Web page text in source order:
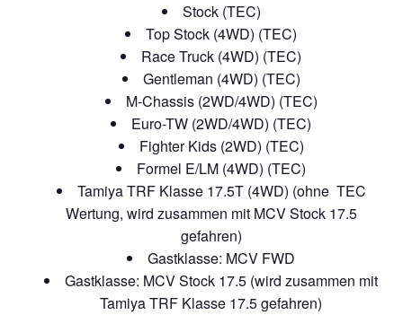
Stock (TEC)
Top Stock (4WD) (TEC)
Race Truck (4WD) (TEC)
Gentleman (4WD) (TEC)
M-Chassis (2WD/4WD) (TEC)
Euro-TW (2WD/4WD) (TEC)
Fighter Kids (2WD) (TEC)
Formel E/LM (4WD) (TEC)
Tamiya TRF Klasse 17.5T (4WD) (ohne TEC
Wertung, wird zusammen mit MCV Stock 17.5
gefahren)
Gastklasse: MCV FWD
Gastklasse: MCV Stock 17.5 (wird zusammen mit
Tamiya TRF Klasse 17.5 gefahren)